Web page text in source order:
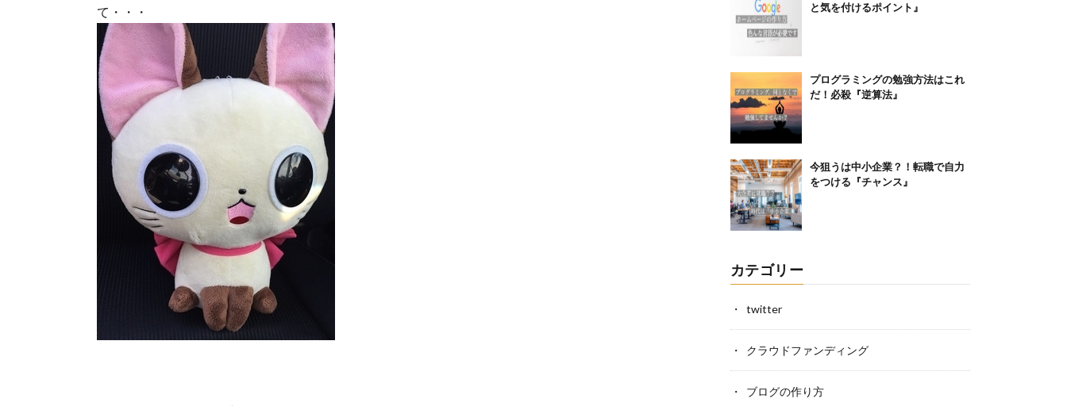
て・・・
と気を付けるポイント』
プログラミングの勉強方法はこれ
だ！必殺『逆算法』
今狙うは中小企業？！転職で自力
をつける『チャンス』
カテゴリー
twitter
クラウドファンディング
ブログの作り方